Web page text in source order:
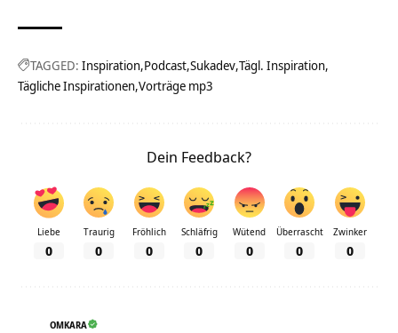
TAGGED: Inspiration Podcast Sukadev Tägl. Inspiration
Tägliche Inspirationen Vorträge mp3
Dein Feedback?
Liebe
0
Traurig
0
Fröhlich
0
Schläfrig
0
Wütend
0
Überrascht
0
Zwinker
0
OMKARA